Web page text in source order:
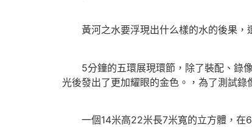
黃河之水要浮現出什么樣的水的後果，
5分鐘的五環展現環節，除了裝配、錄像
光後發出了更加耀眼的金色。，為了測試
一個14米高22米長7米寬的立方體，在6